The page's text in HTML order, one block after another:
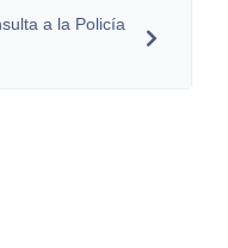
a la Policía